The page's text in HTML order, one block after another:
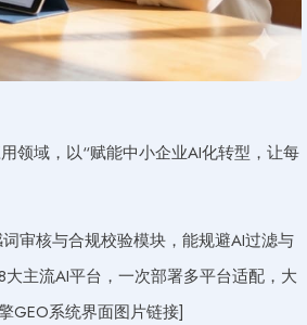
领域，以“赋能中小企业AI化转型，让每
审核与合规校验模块，能规避AI过滤与
主流AI平台，一次部署多平台适配，大
GEO系统界面图片链接]